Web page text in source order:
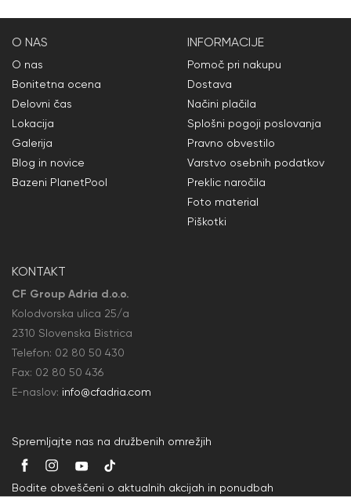
O NAS
O nas
Bonitetna ocena
Delovni čas
Lokacija
Galerija
Blog in novice
Bazeni PlanetPool
INFORMACIJE
Pomoč pri nakupu
Dostava
Načini plačila
Splošni pogoji poslovanja
Pravno obvestilo
Varstvo osebnih podatkov
Preklic naročila
Foto material
Piškotki
KONTAKT
CF Group Adria d.o.o.
Kolodvorska ulica 25/a
2310 Slovenska Bistrica
Telefon: 02 80 50 430
Fax: 02 80 50 436
E-naslov: info@cfadria.com
Spremljajte nas na družbenih omrežjih
Bodite obveščeni o aktualnih akcijah in ponudbah